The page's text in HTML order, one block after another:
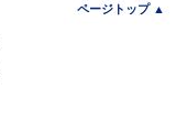
ページトップ ▲